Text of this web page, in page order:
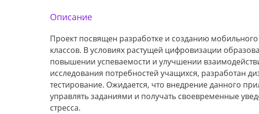
Описание
Проект посвящен разработке и созданию
классов. В условиях растущей цифровизации
повышении успеваемости и улучшении
исследования потребностей учащихся, разработан
тестирование. Ожидается, что внедрение данного
управлять заданиями и получать своевременные
стресса.